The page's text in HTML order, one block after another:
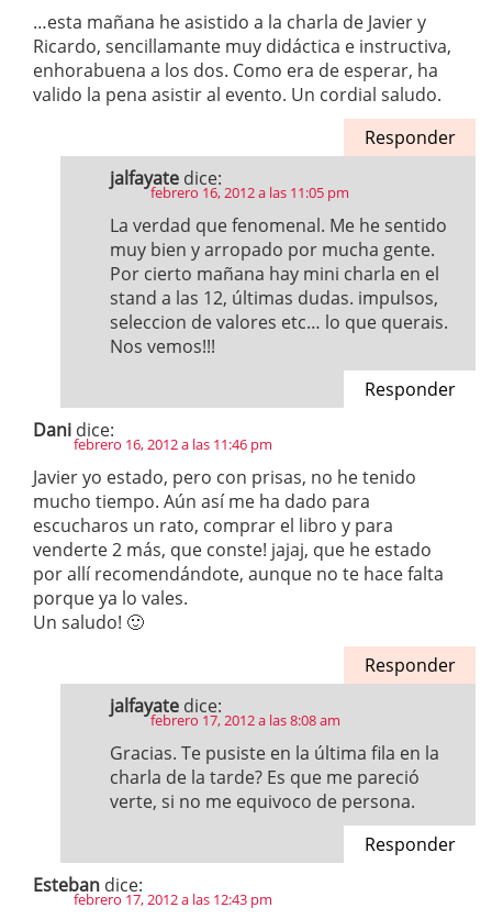
…esta mañana he asistido a la charla de Javier y
Ricardo, sencillamante muy didáctica e instructiva,
enhorabuena a los dos. Como era de esperar, ha
valido la pena asistir al evento. Un cordial saludo.
Responder
jalfayate dice:
febrero 16, 2012 a las 11:05 pm
La verdad que fenomenal. Me he sentido
muy bien y arropado por mucha gente.
Por cierto mañana hay mini charla en el
stand a las 12, últimas dudas. impulsos,
seleccion de valores etc… lo que querais.
Nos vemos!!!
Responder
Dani dice:
febrero 16, 2012 a las 11:46 pm
Javier yo estado, pero con prisas, no he tenido
mucho tiempo. Aún así me ha dado para
escucharos un rato, comprar el libro y para
venderte 2 más, que conste! jajaj, que he estado
por allí recomendándote, aunque no te hace falta
porque ya lo vales.
Un saludo! 🙂
Responder
jalfayate dice:
febrero 17, 2012 a las 8:08 am
Gracias. Te pusiste en la última fila en la
charla de la tarde? Es que me pareció
verte, si no me equivoco de persona.
Responder
Esteban dice:
febrero 17, 2012 a las 12:43 pm